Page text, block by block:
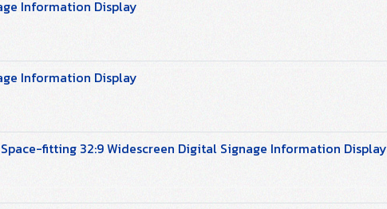
Information Display
Information Display
fitting 32:9 Widescreen Digital Signage Information Display